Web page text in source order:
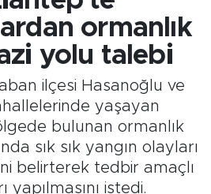
ormanlık
yolu talebi
ilçesi Hasanoğlu ve
yaşayan
bulunan ormanlık
sık sık yangın olayları
belirterek tedbir amaçlı
yapılmasını istedi.